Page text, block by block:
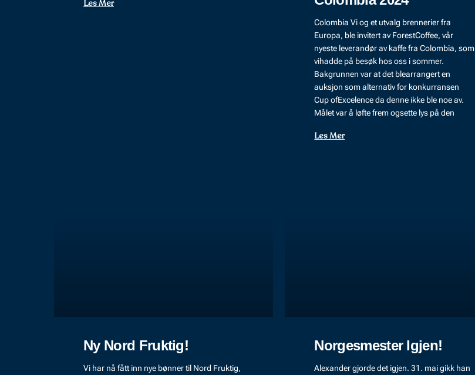
Les Mer
Colombia Vi og et utvalg brennerier fra
Europa, ble invitert av ForestCoffee, vår
nyeste leverandør av kaffe fra Colombia, som
vihadde på besøk hos oss i sommer.
Bakgrunnen var at det blearrangert en
auksjon som alternativ for konkurransen
Cup ofExcelence da denne ikke ble noe av.
Målet var å løfte frem ogsette lys på den
Les Mer
Ny Nord Fruktig!
Vi har nå fått inn nye bønner til Nord Fruktig,
Norgesmester Igjen!
Alexander gjorde det igjen. 31. mai gikk han